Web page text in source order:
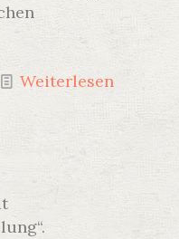
Weiterlesen